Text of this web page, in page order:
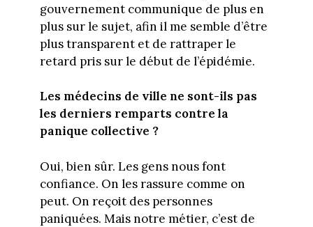
gouvernement communique de plus en
plus sur le sujet, afin il me semble d’être
plus transparent et de rattraper le
retard pris sur le début de l’épidémie.
Les médecins de ville ne sont-ils pas
les derniers remparts contre la
panique collective ?
Oui, bien sûr. Les gens nous font
confiance. On les rassure comme on
peut. On reçoit des personnes
paniquées. Mais notre métier, c’est de